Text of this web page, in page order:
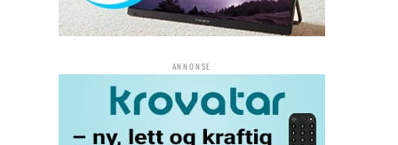
ANNONSE